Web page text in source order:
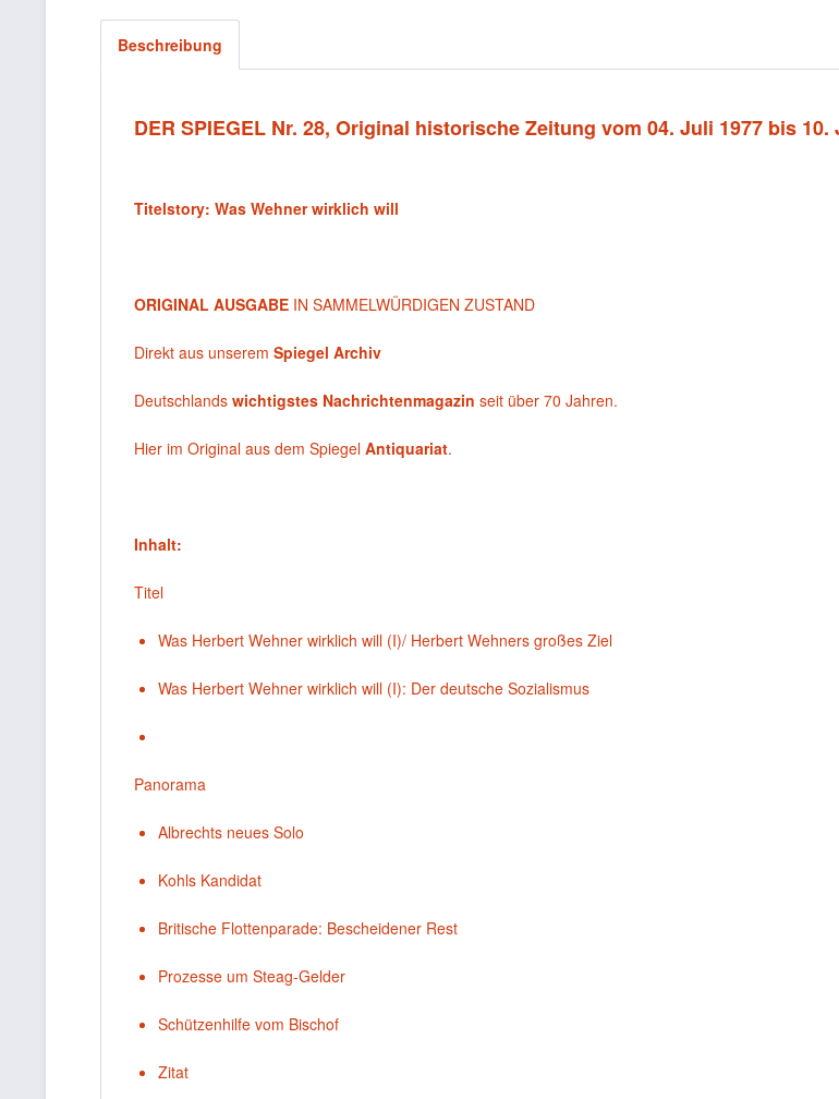
Beschreibung
DER SPIEGEL Nr. 28, Original historische Zeitung vom 04. Juli 1977 bis 10.
Titelstory: Was Wehner wirklich will
ORIGINAL AUSGABE IN SAMMELWÜRDIGEN ZUSTAND
Direkt aus unserem Spiegel Archiv
Deutschlands wichtigstes Nachrichtenmagazin seit über 70 Jahren.
Hier im Original aus dem Spiegel Antiquariat.
Inhalt:
Titel
Was Herbert Wehner wirklich will (I)/ Herbert Wehners großes Ziel
Was Herbert Wehner wirklich will (I): Der deutsche Sozialismus
Panorama
Albrechts neues Solo
Kohls Kandidat
Britische Flottenparade: Bescheidener Rest
Prozesse um Steag-Gelder
Schützenhilfe vom Bischof
Zitat